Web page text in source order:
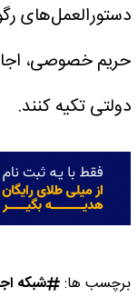
دستورالعمل‌های
حریم خصوصی،
دولتی تکیه کنند.
برچسب ها: شبکه